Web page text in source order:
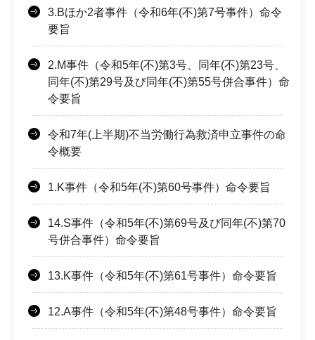
3.Bほか2者事件（令和6年(不)第7号事件）命令
要旨
2.M事件（令和5年(不)第3号、同年(不)第23号、
同年(不)第29号及び同年(不)第55号併合事件）命
令要旨
令和7年(上半期)不当労働行為救済申立事件の命
令概要
1.K事件（令和5年(不)第60号事件）命令要旨
14.S事件（令和5年(不)第69号及び同年(不)第70
号併合事件）命令要旨
13.K事件（令和5年(不)第61号事件）命令要旨
12.A事件（令和5年(不)第48号事件）命令要旨